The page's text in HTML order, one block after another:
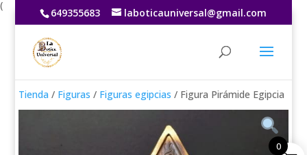
(
649355683 laboticauniversal@gmail.com
Tienda / Figuras / Figuras egipcias / Figura Pirámide Egipcia
0